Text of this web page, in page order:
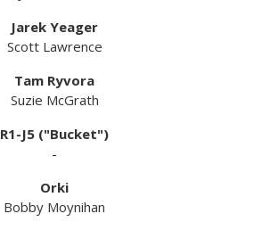
Jarek Yeager
Scott Lawrence
Tam Ryvora
Suzie McGrath
R1-J5 ("Bucket")
-
Orki
Bobby Moynihan